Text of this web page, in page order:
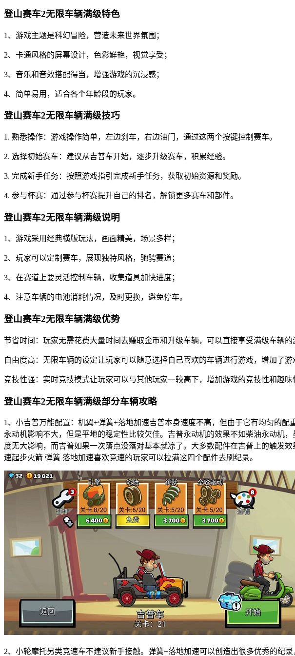
登山赛车2无限车辆满级特色
1、游戏主题是科幻冒险，营造未来世界氛围；
2、卡通风格的屏幕设计，色彩鲜艳，视觉享受；
3、音乐和音效搭配得当，增强游戏的沉浸感；
4、简单易用，适合各个年龄段的玩家。
登山赛车2无限车辆满级技巧
1. 熟悉操作：游戏操作简单，左边刹车，右边油门，通过这两个按键控制赛车。
2. 选择初始赛车：建议从吉普车开始，逐步升级赛车，积累经验。
3. 完成新手任务：按照游戏指引完成新手任务，获取初始资源和奖励。
4. 参与杯赛：通过参与杯赛提升自己的排名，解锁更多赛车和部件。
登山赛车2无限车辆满级说明
1、游戏采用经典横版玩法，画面精美，场景多样；
2、玩家可以定制赛车，展现独特风格，驰骋赛道；
3、在赛道上要灵活控制车辆，收集道具加快进度；
4、注意车辆的电池消耗情况，及时更换，避免停车。
登山赛车2无限车辆满级优势
节省时间：玩家无需花费大量时间去赚取金币和升级车辆，可以直接享受满级车辆的
自由度高：无限车辆的设定让玩家可以随意选择自己喜欢的车辆进行游戏，增加了游
竞技性强：实时竞技模式让玩家可以与其他玩家一较高下，增加游戏的竞技性和趣味
登山赛车2无限车辆满级部分车辆攻略
1、小吉普万能配置：机翼+弹簧+落地加速吉普本身速度不高，但由于它有均匀的
永动机影响不大，但是平地的稳定性比较欠佳。吉普永动机的效果不如柴油永动机
度无大影响，而吉普如果一次落点没落对基本就凉了。大多数配件在吉普上的触发
速起步火箭 弹簧 落地加速喜欢竞速的玩家可以拉满这四个配件去刷纪录。
2、小轮摩托另类竞速车不建议新手接触。弹簧+落地加速可以创造出很多优秀的纪